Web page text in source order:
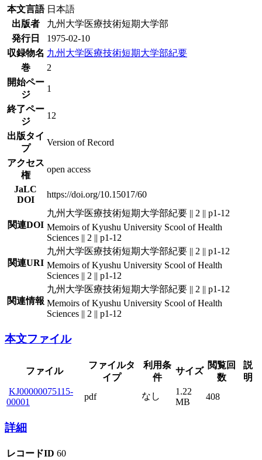
本文言語 日本語
出版者
九州大学医療技術短期大学部
発行日
1975-02-10
収録物名 九州大学医療技術短期大学部紀要
巻
2
開始ペー
ジ
1
終了ペー
ジ
12
出版タイ
プ
Version of Record
アクセス
権
open access
JaLC
DOI
https://doi.org/10.15017/60
関連DOI
九州大学医療技術短期大学部紀要 || 2 || p1-12
Memoirs of Kyushu University Scool of Health
Sciences || 2 || p1-12
関連URI
九州大学医療技術短期大学部紀要 || 2 || p1-12
Memoirs of Kyushu University Scool of Health
Sciences || 2 || p1-12
関連情報
九州大学医療技術短期大学部紀要 || 2 || p1-12
Memoirs of Kyushu University Scool of Health
Sciences || 2 || p1-12
本文ファイル
ファイル
ファイルタ
イプ
利用条
件
サイズ
閲覧回
数
説
明
KJ00000075115-
00001
pdf なし
1.22
MB
408
詳細
レコードID 60